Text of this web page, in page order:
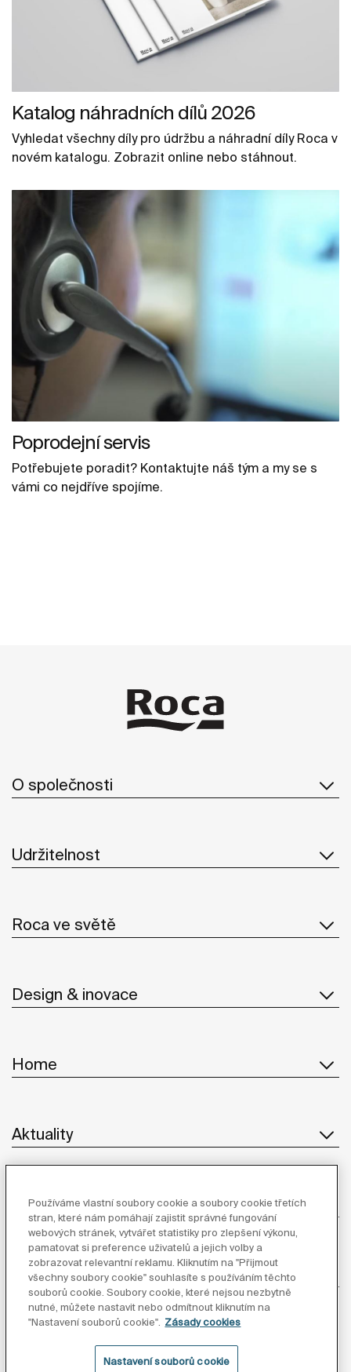
Katalog náhradních dílů 2026
Vyhledat všechny díly pro údržbu a náhradní díly Roca v
novém katalogu. Zobrazit online nebo stáhnout.
Poprodejní servis
Potřebujete poradit? Kontaktujte náš tým a my se s
vámi co nejdříve spojíme.
O společnosti
Udržitelnost
Roca ve světě
Design & inovace
Home
Aktuality
Služby
Dodavatelé
Sledujte nás
Používáme vlastní soubory cookie a soubory cookie třetích
stran, které nám pomáhají zajistit správné fungování
webových stránek, vytvářet statistiky pro zlepšení výkonu,
pamatovat si preference uživatelů a jejich volby a
zobrazovat relevantní reklamu. Kliknutím na "Přijmout
všechny soubory cookie" souhlasíte s používáním těchto
souborů cookie. Soubory cookie, které nejsou nezbytně
nutné, můžete nastavit nebo odmítnout kliknutím na
"Nastavení souborů cookie". Zásady cookies
Nastavení souborů cookie